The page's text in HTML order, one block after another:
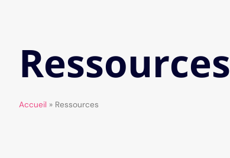
Ressources
Accueil » Ressources